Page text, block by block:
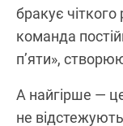
бракує чіткого
команда
п’яти»,
А найгірше —
не